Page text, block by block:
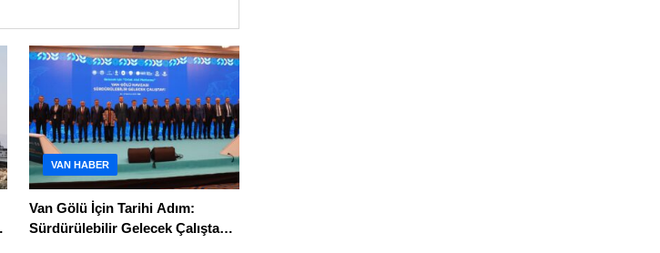
VAN HABER
Van Gölü İçin Tarihi Adım:
Sürdürülebilir Gelecek Çalıştayı